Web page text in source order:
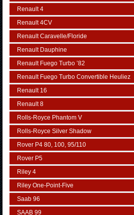
Renault 4
Renault 4CV
Renault Caravelle/Floride
Renault Dauphine
Renault Fuego Turbo ’82
Renault Fuego Turbo Convertible Heuliez
Renault 16
Renault 8
Rolls-Royce Phantom V
Rolls-Royce Silver Shadow
Rover P4 80, 100, 95/110
Rover P5
Riley 4
Riley One-Point-Five
Saab 96
SAAB 99